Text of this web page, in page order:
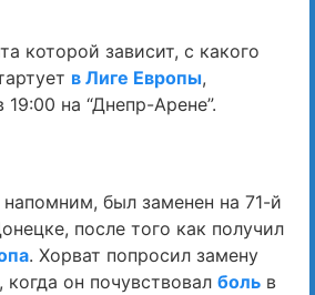
которой зависит, с какого
в Лиге Европы,
19:00 на “Днепр-Арене”.
напомним, был заменен на 71-й
после того как получил
. Хорват попросил замену
когда он почувствовал боль в